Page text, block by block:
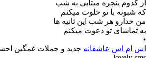
از کدوم پنجره میتابی به شب
که شبونه با تو خلوت میکنم
من خدارو هر شب این ثانیه ها
به تماشای تو دعوت میکنم
•
اس ام اس عاشقانه جدید و جملات غمگین